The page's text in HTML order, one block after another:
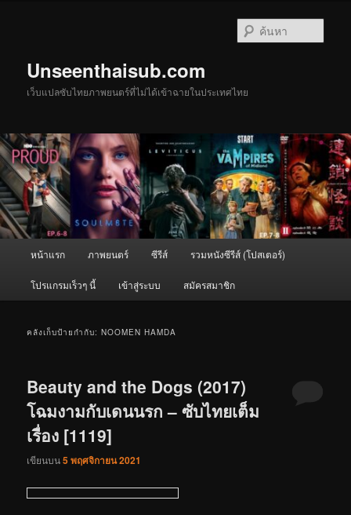
Unseenthaisub.com
เว็บแปลซับไทยภาพยนตร์ที่ไม่ได้เข้าฉายในประเทศไทย
หน้าแรก ภาพยนตร์ ซีรีส์ รวมหนังซีรีส์ (โปสเตอร์)
โปรแกรมเร็วๆ นี้ เข้าสู่ระบบ สมัครสมาชิก
คลังเก็บป้ายกำกับ:NOOMEN HAMDA
Beauty and the Dogs (2017)
โฉมงามกับเดนนรก – ซับไทยเต็ม
เรื่อง [1119]
เขียนบน5 พฤศจิกายน 2021